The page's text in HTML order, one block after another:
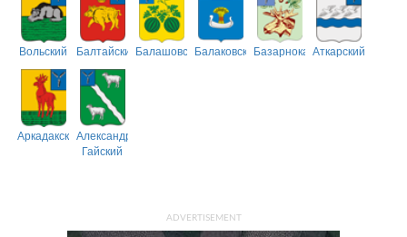
Вольский БалтайскийБалашовскийБалаковскийБазарнокарабулакский
Аткарский
АркадакскийАлександрово-
Гайский
ADVERTISEMENT